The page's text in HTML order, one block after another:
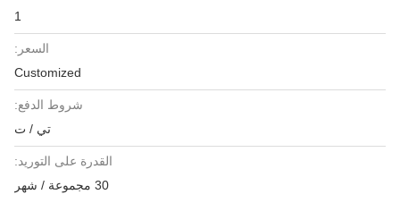
السعر:
Customized
شروط الدفع:
تي / ت
القدرة على التوريد:
30 مجموعة / شهر